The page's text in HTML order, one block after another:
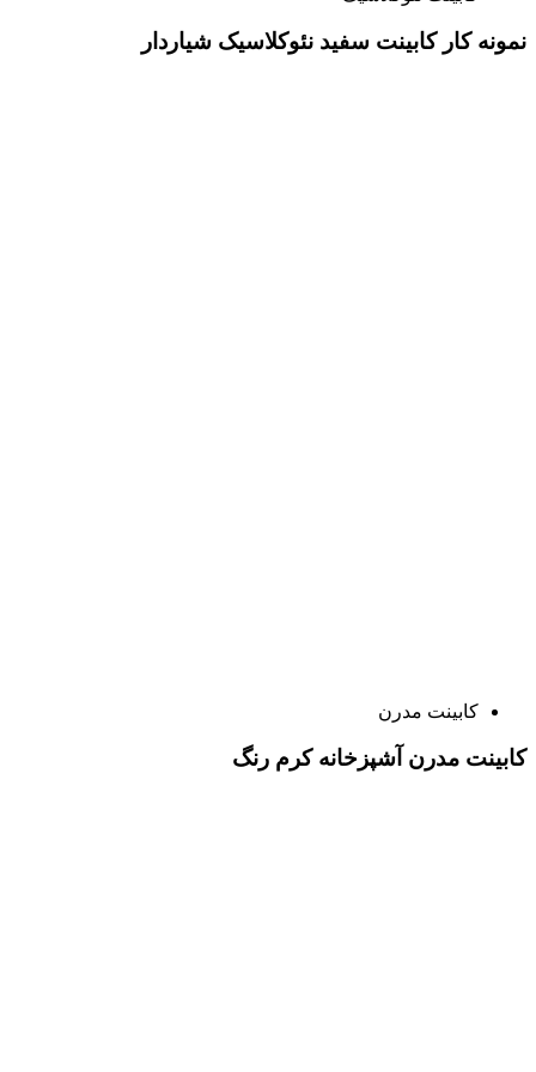
نمونه کار کابینت سفید نئوکلاسیک شیاردار
کابینت مدرن
کابینت مدرن آشپزخانه کرم رنگ